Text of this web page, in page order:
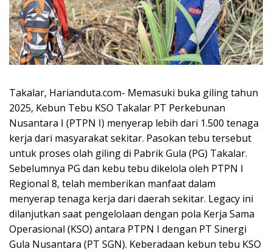
Takalar, Harianduta.com- Memasuki buka giling tahun
2025, Kebun Tebu KSO Takalar PT Perkebunan
Nusantara I (PTPN I) menyerap lebih dari 1.500 tenaga
kerja dari masyarakat sekitar. Pasokan tebu tersebut
untuk proses olah giling di Pabrik Gula (PG) Takalar.
Sebelumnya PG dan kebu tebu dikelola oleh PTPN I
Regional 8, telah memberikan manfaat dalam
menyerap tenaga kerja dari daerah sekitar. Legacy ini
dilanjutkan saat pengelolaan dengan pola Kerja Sama
Operasional (KSO) antara PTPN I dengan PT Sinergi
Gula Nusantara (PT SGN). Keberadaan kebun tebu KSO